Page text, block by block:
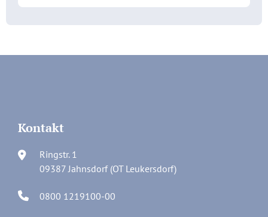
Kontakt
Ringstr. 1
09387 Jahnsdorf (OT Leukersdorf)
0800 1219100-00